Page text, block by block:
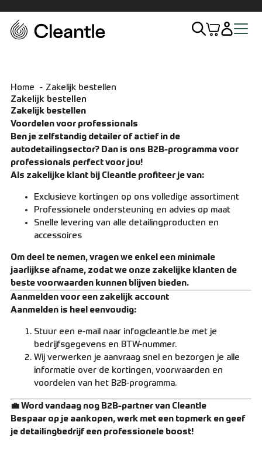
Assortiment
Interieur
Sets
Contact
Resellers
Zakelijk bestellen
Levering en verzending
Bestellen en betalen
Retourneren
Home
Zakelijk bestellen
Zakelijk bestellen
Zakelijk bestellen
Voordelen voor professionals
Ben je zelfstandig detailer of actief in de
autodetailingsector? Dan is ons B2B-programma voor
professionals perfect voor jou!
Als zakelijke klant bij Cleantle profiteer je van:
Exclusieve kortingen op ons volledige assortiment
Professionele ondersteuning en advies op maat
Snelle levering van alle detailingproducten en
accessoires
Om deel te nemen, vragen we enkel een minimale
jaarlijkse afname, zodat we onze zakelijke klanten de
beste voorwaarden kunnen blijven bieden.
Aanmelden voor een zakelijk account
Aanmelden is heel eenvoudig:
Stuur een e-mail naar info@cleantle.be met je
bedrijfsgegevens en BTW-nummer.
Wij verwerken je aanvraag snel en bezorgen je alle
informatie over de kortingen, voorwaarden en
voordelen van het B2B-programma.
💼 Word vandaag nog B2B-partner van Cleantle
Bespaar op je aankopen, werk met een topmerk en geef
je detailingbedrijf een professionele boost!